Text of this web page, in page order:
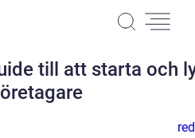
till att starta och